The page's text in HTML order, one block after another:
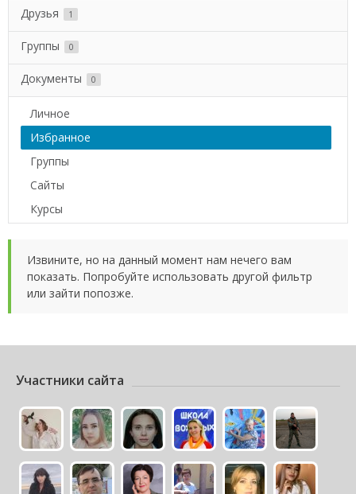
Друзья 1
Группы 0
Документы 0
Личное
Избранное
Группы
Сайты
Курсы
Извините, но на данный момент нам нечего вам
показать. Попробуйте использовать другой фильтр
или зайти попозже.
Участники сайта